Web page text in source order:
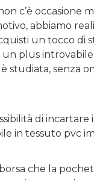
c’è occasione
abbiamo
un tocco di
un plus
studiata, senza
di incartare
in tessuto pvc
che la